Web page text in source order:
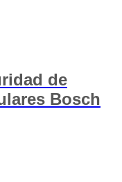
de
Bosch